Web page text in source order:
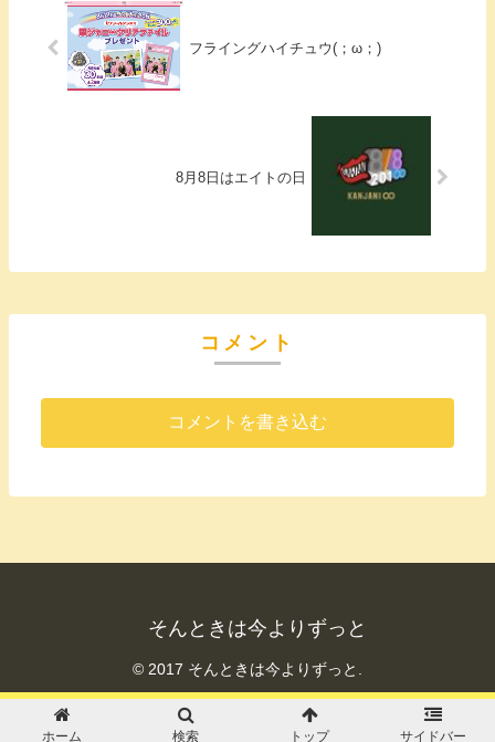
フライングハイチュウ(；ω；)
8月8日はエイトの日
コメント
コメントを書き込む
そんときは今よりずっと
© 2017 そんときは今よりずっと.
ホーム 検索 トップ サイドバー